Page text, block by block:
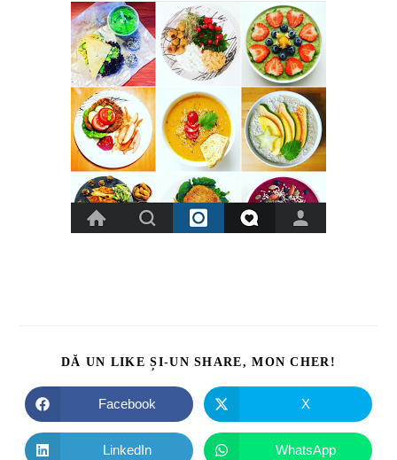
DĂ UN LIKE ȘI-UN SHARE, MON CHER!
Facebook X
LinkedIn WhatsApp